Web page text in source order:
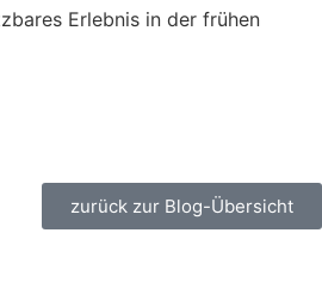
Erlebnis in der frühen
zurück zur Blog-Übersicht